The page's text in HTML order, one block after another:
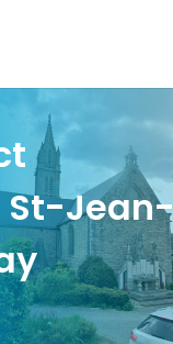
St-Jean-